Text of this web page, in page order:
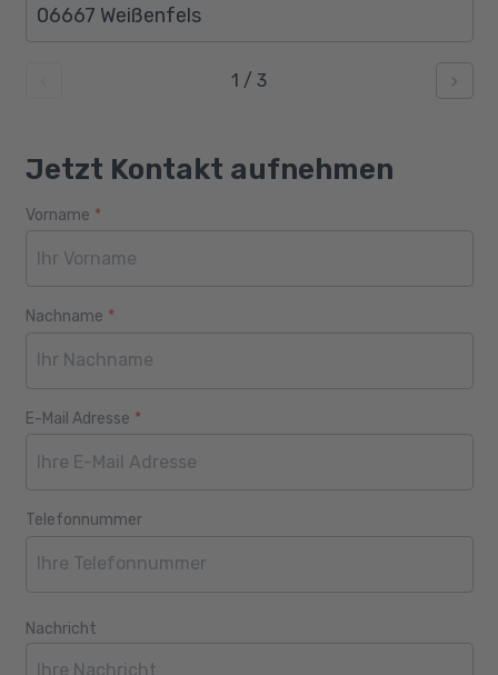
06667 Weißenfels
1 / 3
Jetzt Kontakt aufnehmen
Webseite
Alter
Vorname *
Nachname *
E-Mail Adresse *
Telefonnummer
Nachricht